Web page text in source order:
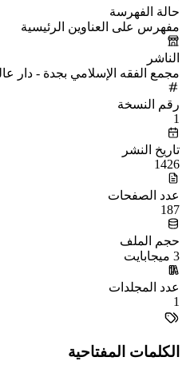
حالة الفهرسة
مفهرس على العناوين الرئيسية
الناشر
مجمع الفقه الإسلامي بجدة - دار
رقم النسخة
1
تاريخ النشر
1426
عدد الصفحات
187
حجم الملف
3 ميجابايت
عدد المجلدات
1
الكلمات المفتاحية